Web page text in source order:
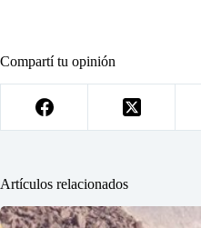
Compartí tu opinión
Artículos relacionados